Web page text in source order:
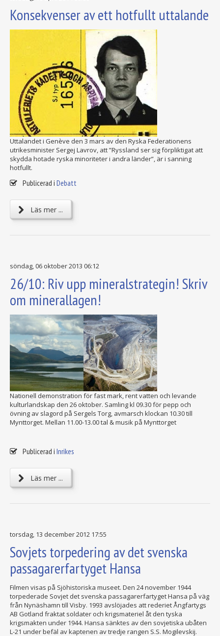
Konsekvenser av ett hotfullt uttalande
Uttalandet i Genève den 3 mars av den Ryska Federationens
utrikesminister Sergej Lavrov, att ”Ryssland ser sig förpliktigat att
skydda hotade ryska minoriteter i andra länder”, är i sanning
hotfullt.
Publicerad i Debatt
Läs mer ...
söndag, 06 oktober 2013 06:12
26/10: Riv upp mineralstrategin! Skriv
om minerallagen!
Nationell demonstration för fast mark, rent vatten och levande
kulturlandskap den 26 oktober. Samling kl 09.30 för pepp och
övning av slagord på Sergels Torg, avmarsch klockan 10.30 till
Mynttorget. Mellan 11.00-13.00 tal & musik på Mynttorget
Publicerad i Inrikes
Läs mer ...
torsdag, 13 december 2012 17:55
Sovjets torpedering av det svenska
passagarerfartyget Hansa
Filmen visas på Sjöhistoriska museet. Den 24 november 1944
torpederade Sovjet det svenska passagarerfartyget Hansa på väg
från Nynäshamn till Visby. 1993 avslöjades att rederiet Ångfartygs
AB Gotland fraktat soldater och krigsmateriel åt den tyska
krigsmakten under 1944. Hansa sänktes av den sovjetiska ubåten
L-21 under befäl av kaptenen av tredje rangen S.S. Mogilevskij.